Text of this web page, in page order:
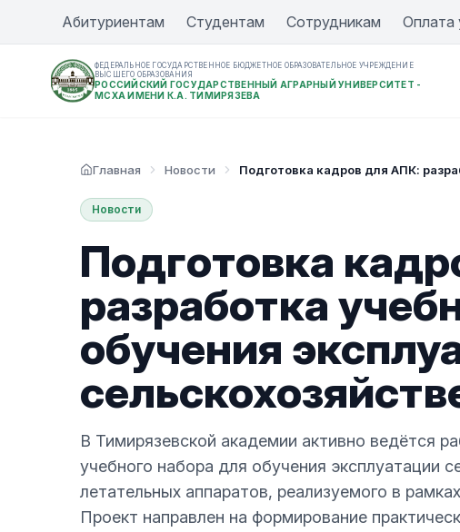
Абитуриентам Студентам Сотрудникам Оплата
ФЕДЕРАЛЬНОЕ ГОСУДАРСТВЕННОЕ БЮДЖЕТНОЕ ОБРАЗОВАТЕЛЬНОЕ УЧРЕЖДЕНИЕ
ВЫСШЕГО ОБРАЗОВАНИЯ
РОССИЙСКИЙ ГОСУДАРСТВЕННЫЙ АГРАРНЫЙ УНИВЕРСИТЕТ -
МСХА ИМЕНИ К.А. ТИМИРЯЗЕВА
Главная Новости Подготовка кадров для АПК:
Новости
Подготовка
разработка
обучения
В Тимирязевской академии активно ведётся
учебного набора для обучения эксплуатации
летательных аппаратов, реализуемого в
Проект направлен на формирование